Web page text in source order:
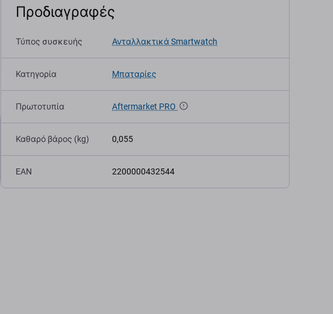
Προδιαγραφές
Τύπος συσκευής Ανταλλακτικά Smartwatch
Κατηγορία Μπαταρίες
Πρωτοτυπία Aftermarket PRO
Καθαρό βάρος (kg) 0,055
EAN 2200000432544